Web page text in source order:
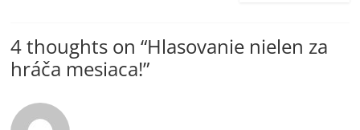
4 thoughts on “Hlasovanie nielen za
hráča mesiaca!”